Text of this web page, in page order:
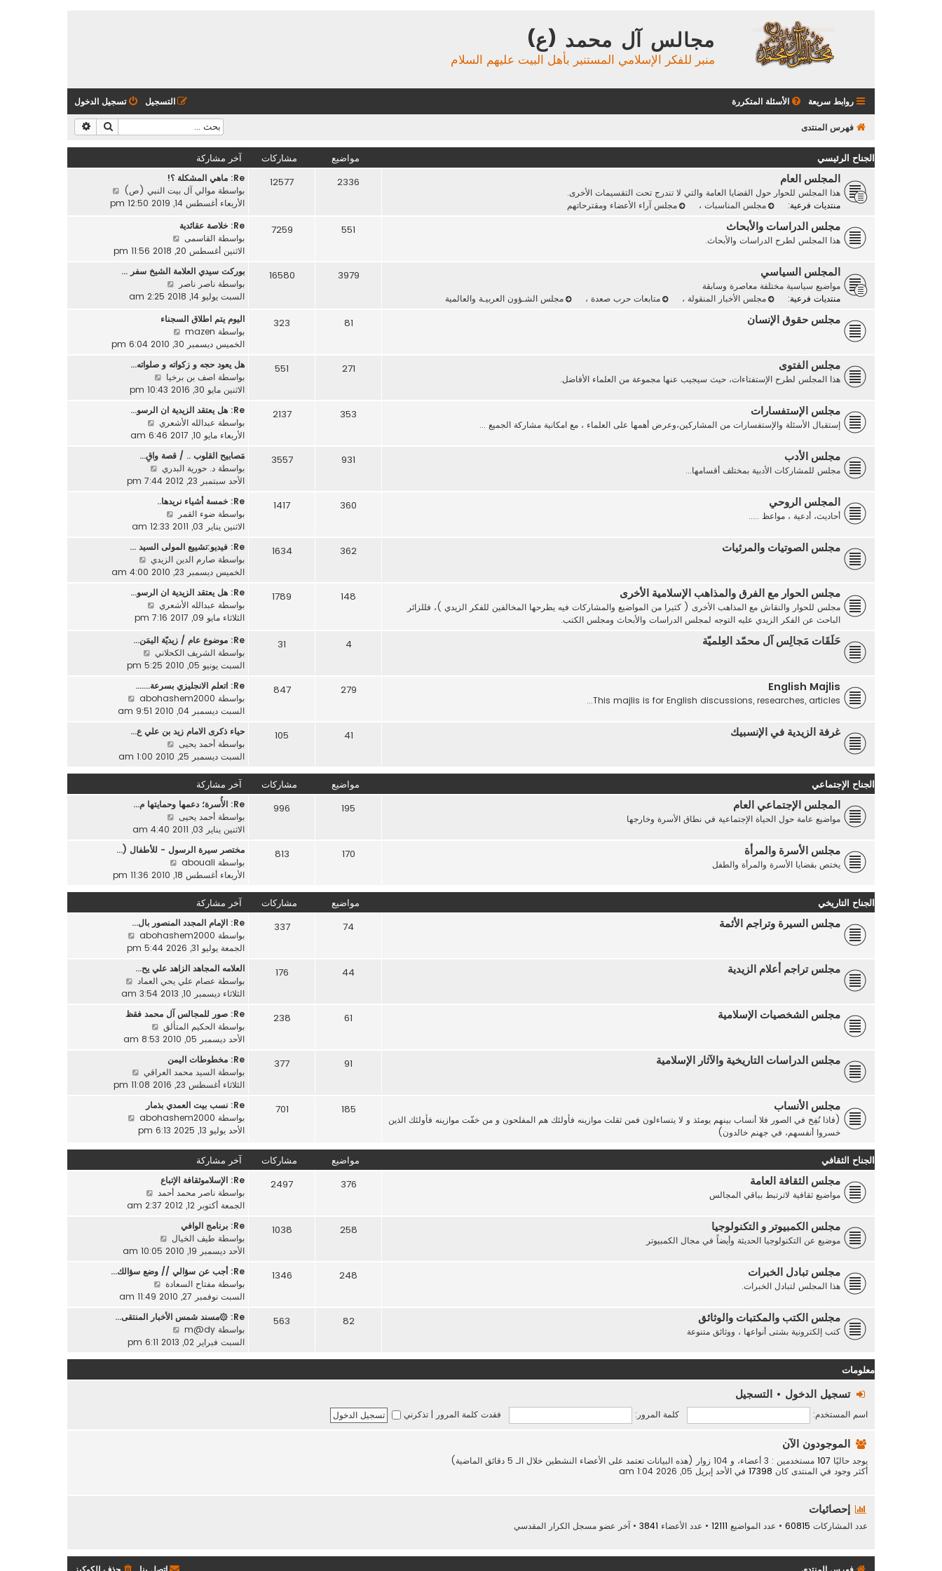
مجالس آل محمد (ع)
منبر للفكر الإسلامي المستنير بأهل البيت عليهم السلام
روابط سريعة الأسئلة المتكررة تسجيل الدخول التسجيل
فهرس المنتدى بحث
الجناح الرئيسي مواضيع مشاركات آخر مشاركة
المجلس العام
هذا المجلس للحوار حول القضايا العامة والتي لا تندرج تحت التقسيمات الأخرى.
منتديات فرعية:
مجلس المناسبات ، مجلس آراء الأعضاء ومقترحاتهم
2336
12577
Re: ماهي المشكلة ؟!
بواسطة موالي آل بيت النبي (ص)
ا
ة
الأربعاء أغسطس 14, 2019 12:50 pm
مجلس الدراسات والأبحاث
هذا المجلس لطرح الدراسات والأبحاث.
551
7259
Re: خلاصة عقائدية
بواسطة القاسمى
ا
د
آ
خ
م
ش
ر
ك
ة
الاثنين أغسطس 20, 2018 11:56 pm
المجلس السياسي
مواضيع سياسية مختلفة معاصرة وسابقة
منتديات فرعية:
مجلس الأخبار المنقولة ، متابعات حرب صعدة ، مجلس الشـؤون العربيـة والعالمية
3979
16580
بوركت سيدي العلامة الشيخ سفر …
بواسطة ناصر ناصر
ا
د
خ
م
ش
ا
ر
ك
ة
السبت يوليو 14, 2018 2:25 am
مجلس حقوق الإنسان 81
323
اليوم يتم اطلاق السجناء
بواسطة mazen
د
آ
خ
ر
ش
ر
ك
ة
الخميس ديسمبر 30, 2010 6:04 pm
مجلس الفتوى
هذا المجلس لطرح الإستفتاءات، حيث سيجيب عنها مجموعة من العلماء الأفاضل.
271
551
هل يعود حجه و زكواته و صلواته…
بواسطة اصف بن برخيا
ا
د
آ
خ
ر
م
ش
ة
الاثنين مايو 30, 2016 10:43 pm
مجلس الإستفسارات
إستقبال الأسئلة والإستفسارات من المشاركين،وعرض أهمها على العلماء ، مع امكانية مشاركة الجميع ...
353
2137
Re: هل يعتقد الزيدية ان الرسو…
بواسطة عبدالله الأشعري
ا
د
خ
ش
ر
ك
ة
الأربعاء مايو 10, 2017 6:46 am
مجلس الأدب
مجلس للمشاركات الأدبية بمختلف أقسامها...
931
3557
مَصابيح القلوب .. / قصة واقِ…
بواسطة د. حورية البدري
ا
خ
م
ش
ر
ك
ة
الأحد سبتمبر 23, 2012 7:44 pm
المجلس الروحي
أحاديث، أدعية ، مواعظ .....
360
1417
Re: خمسة أشياء نريدها..
بواسطة ضوء القمر
ا
د
آ
خ
ر
ش
ر
ك
ة
الاثنين يناير 03, 2011 12:33 am
مجلس الصوتيات والمرئيات 362
1634
Re: فيديو:تشييع المولى السيد …
بواسطة صارم الدين الزيدي
ا
د
خ
م
ا
ر
ك
ة
الخميس ديسمبر 23, 2010 4:00 am
مجلس الحوار مع الفرق والمذاهب الإسلامية الأخرى
مجلس للحوار والنقاش مع المذاهب الأخرى ( كثيرا من المواضيع والمشاركات فيه يطرحها المخالفين للفكر الزيدي )، فللزائر
الباحث عن الفكر الزيدي عليه التوجه لمجلس الدراسات والأبحاث ومجلس الكتب.
148
1789
Re: هل يعتقد الزيدية ان الرسو…
بواسطة عبدالله الأشعري
ا
د
آ
خ
م
ش
ا
ر
ة
الثلاثاء مايو 09, 2017 7:16 pm
حَلَقَات مَجالِس آل محمّد العِلميّة 4
31
Re: موضوع عام / زيديّة اليمَن…
بواسطة الشريف الكحلاني
ا
د
آ
خ
ر
م
ش
ة
السبت يونيو 05, 2010 5:25 pm
English Majlis
This majlis is for English discussions, researches, articles...
279
847
Re: اتعلم الانجليزي بسرعة....…
بواسطة abohashem2000
ا
خ
ر
ة
السبت ديسمبر 04, 2010 9:51 am
غرفة الزيدية في الإنسبيك 41
105
حياء ذكرى الامام زيد بن علي ع…
بواسطة أحمد يحيى
ا
آ
خ
م
ر
ك
ة
السبت ديسمبر 25, 2010 1:00 am
الجناح الإجتماعي مواضيع مشاركات آخر مشاركة
المجلس الإجتماعي العام
مواضيع عامة حول الحياة الإجتماعية في نطاق الأسرة وخارجها
195
996
Re: الأُسرة؛ دعمها وحمايتها م…
بواسطة أحمد يحيى
ا
د
خ
ر
ا
ر
ك
ة
الاثنين يناير 03, 2011 4:40 am
مجلس الأسرة والمرأة
يختص بقضايا الأسرة والمرأة والطفل
170
813
مختصر سيرة الرسول - للأطفال (…
بواسطة abouali
ا
آ
خ
ر
م
ش
ر
ك
ة
الأربعاء أغسطس 18, 2010 11:36 pm
الجناح التاريخي مواضيع مشاركات آخر مشاركة
مجلس السيرة وتراجم الأئمة 74
337
Re: الإمام المجدد المنصور بال…
بواسطة abohashem2000
ا
آ
خ
ش
ة
الجمعة يوليو 31, 2026 5:44 pm
مجلس تراجم أعلام الزيدية 44
176
العلامه المجاهد الزاهد علي يح…
بواسطة عصام علي يحي العماد
ا
خ
ش
الثلاثاء ديسمبر 10, 2013 3:54 am
مجلس الشخصيات الإسلامية 61
238
Re: صور للمجالس آل محمد فقظ
بواسطة الحكيم المتألق
ا
آ
خ
ر
م
ش
ر
الأحد ديسمبر 05, 2010 8:53 am
مجلس الدراسات التاريخية والآثار الإسلامية 91
377
Re: مخطوطات اليمن
بواسطة السيد محمد العراقي
ا
آ
ر
ش
ك
الثلاثاء أغسطس 23, 2016 11:08 pm
مجلس الأنساب
(فاذا نُفِخ في الصور فلا أنساب بينهم يومئذ و لا يتساءلون فمن ثقلت موازينه فأولئك هم المفلحون و من خفّت موازينه فأولئك الذين
خسروا أنفسهم، في جهنم خالدون)
185
701
Re: نسب بيت العمدي بذمار
بواسطة abohashem2000
آ
م
ك
ة
الأحد يوليو 13, 2025 6:13 pm
الجناح الثقافي مواضيع مشاركات آخر مشاركة
مجلس الثقافة العامة
مواضيع ثقافية لاترتبط بباقي المجالس
376
2497
Re: الإسلاموثقافة الإتباع
بواسطة ناصر محمد أحمد
خ
م
ش
ر
ة
الجمعة أكتوبر 12, 2012 2:37 am
مجلس الكمبيوتر و التكنولوجيا
موضيع عن التكنولوجيا الحديثة وأيضاً في مجال الكمبيوتر
258
1038
Re: برنامج الوافي
بواسطة طيف الخيال
ا
د
آ
خ
ر
ش
الأحد ديسمبر 19, 2010 10:05 am
مجلس تبادل الخبرات
هذا المجلس لتبادل الخبرات.
248
1346
Re: أجب عن سؤالي // وضع سؤالك…
بواسطة مفتاح السعادة
ا
د
خ
ر
السبت نوفمبر 27, 2010 11:49 am
مجلس الكتب والمكتبات والوثائق
كتب إلكترونية بشتى أنواعها ، ووثائق متنوعة
82
563
Re: ۞مسند شمس الأخبار المنتقى…
بواسطة m@dy
ا
آ
السبت فبراير 02, 2013 6:11 pm
معلومات
تسجيل الدخول • التسجيل
اسم المستخدم: كلمة المرور: فقدت كلمة المرور | تذكرني
الموجودون الآن
يوجد حاليًا 107 مستخدمين : 3 أعضاء، و 104 زوار (هذه البيانات تعتمد على الأعضاء النشطين خلال الـ 5 دقائق الماضية)
أكثر وجود في المنتدى كان 17398 في الأحد إبريل 05, 2026 1:04 am
إحصائيات
عدد المشاركات 60815 • عدد المواضيع 12111 • عدد الأعضاء 3841 • آخر عضو مسجل الكرار المقدسي